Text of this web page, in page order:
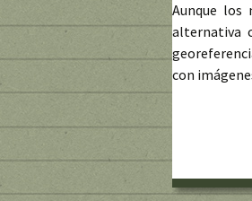
Aunque los
alternativa
con